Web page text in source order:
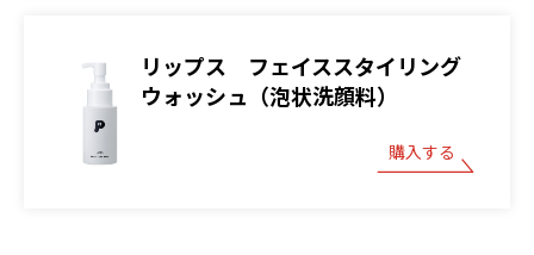
リップス フェイススタイリング
ウォッシュ（泡状洗顔料）
購入する